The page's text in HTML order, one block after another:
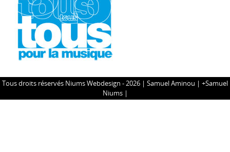
Tous droits réservés Niums Webdesign - 2026 | Samuel Aminou | +Samuel
Niums|